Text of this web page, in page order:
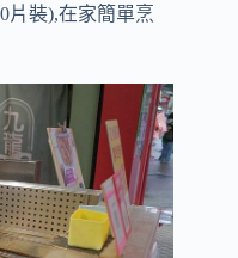
片裝),在家簡單烹